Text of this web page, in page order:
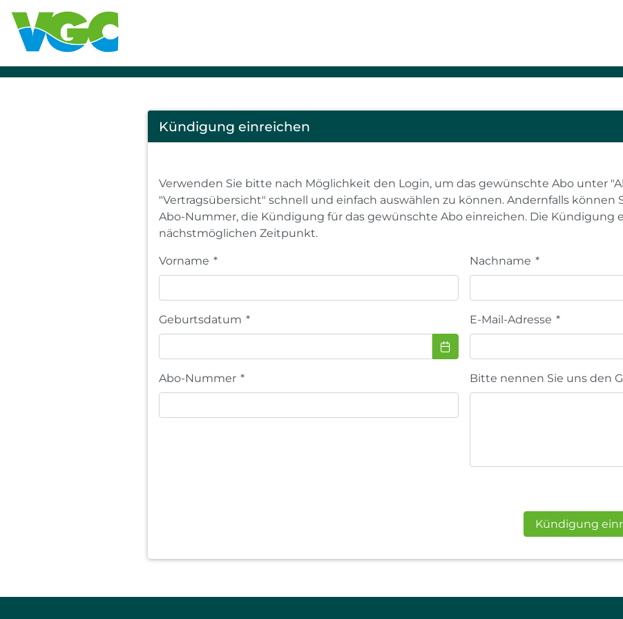
Cancel
Abo
Kündigung einreichen
Verwenden Sie bitte nach Möglichkeit den Login, um das gewünschte Abo unter
"Vertragsübersicht" schnell und einfach auswählen zu können. Andernfalls können
Abo-Nummer, die Kündigung für das gewünschte Abo einreichen. Die Kündigung
nächstmöglichen Zeitpunkt.
Vorname * Nachname *
Geburtsdatum * E-Mail-Adresse *
Abo-Nummer * Bitte nennen Sie uns den
Kündigung